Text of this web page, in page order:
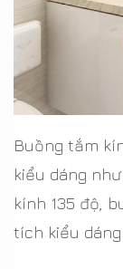
Buồng tắm
kiểu dáng
kính 135 độ,
tích kiểu